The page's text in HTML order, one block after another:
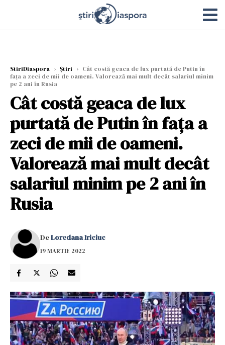
StiriDiaspora › Știri › Cât costă geaca de lux purtată de Putin în
fața a zeci de mii de oameni. Valorează mai mult decât salariul minim
pe 2 ani în Rusia
Cât costă geaca de lux
purtată de Putin în fața a
zeci de mii de oameni.
Valorează mai mult decât
salariul minim pe 2 ani în
Rusia
DeLoredana Iriciuc
19 MARTIE 2022